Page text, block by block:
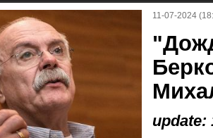
11-07-2024
update: